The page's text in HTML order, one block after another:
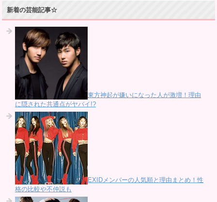
新着の芸能記事☆
東方神起が嫌いになった人が激増！理由
に隠された共通点がヤバイ!?
EXIDメンバーの人気順と理由まとめ！性
格の比較や不仲説も